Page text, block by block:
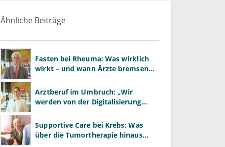
Ähnliche Beiträge
Fasten bei Rheuma: Was wirklich
wirkt – und wann Ärzte bremsen
Arztberuf im Umbruch: „Wir
werden von der Digitalisierung
wir wollen"
Supportive Care bei Krebs: Was
über die Tumortherapie hinaus